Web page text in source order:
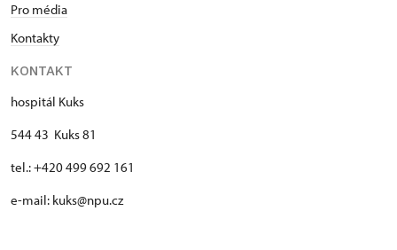
Pro média
Kontakty
KONTAKT
hospitál Kuks
544 43 Kuks 81
tel.: +420 499 692 161
e-mail: kuks@npu.cz